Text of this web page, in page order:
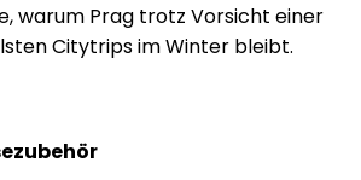
warum Prag trotz Vorsicht einer
Citytrips im Winter bleibt.